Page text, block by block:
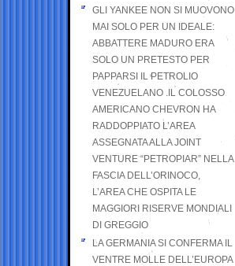
GLI YANKEE NON SI MUOVONO
MAI SOLO PER UN IDEALE:
ABBATTERE MADURO ERA
SOLO UN PRETESTO PER
PAPPARSI IL PETROLIO
VENEZUELANO .IL COLOSSO
AMERICANO CHEVRON HA
RADDOPPIATO L’AREA
ASSEGNATA ALLA JOINT
VENTURE “PETROPIAR” NELLA
FASCIA DELL’ORINOCO,
L’AREA CHE OSPITA LE
MAGGIORI RISERVE MONDIALI
DI GREGGIO
LA GERMANIA SI CONFERMA IL
VENTRE MOLLE DELL’EUROPA